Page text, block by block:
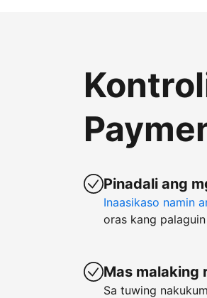
Pinadali ang
Inaasikaso namin
oras kang
Mas malaking
Sa tuwing